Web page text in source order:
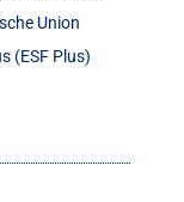
Union
(ESF Plus)